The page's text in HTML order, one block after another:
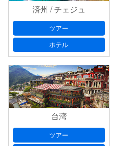
、本日より日曜・祝日を除いた
択は、本日より日曜・祝日を除
プライバシーポリシ
フォームにてお問い合わせいた
記載されております「お問い合
済州 / チェジュ
ツアー
ホテル
台湾
ツアー